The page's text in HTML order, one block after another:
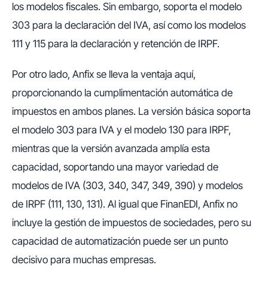
los modelos fiscales. Sin embargo, soporta el modelo
303 para la declaración del IVA, así como los modelos
111 y 115 para la declaración y retención de IRPF.
Por otro lado, Anfix se lleva la ventaja aquí,
proporcionando la cumplimentación automática de
impuestos en ambos planes. La versión básica soporta
el modelo 303 para IVA y el modelo 130 para IRPF,
mientras que la versión avanzada amplía esta
capacidad, soportando una mayor variedad de
modelos de IVA (303, 340, 347, 349, 390) y modelos
de IRPF (111, 130, 131). Al igual que FinanEDI, Anfix no
incluye la gestión de impuestos de sociedades, pero su
capacidad de automatización puede ser un punto
decisivo para muchas empresas.